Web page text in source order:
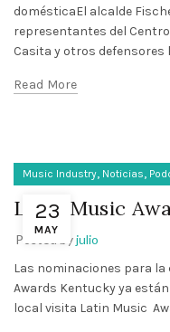
domésticaEl alcalde
representantes del
Casita y otros defensores
Read More
23
MAY
Music Industry, Noticias,
Latin Music
Posted byjulio
Las nominaciones para
Awards Kentucky ya
local visita Latin Music